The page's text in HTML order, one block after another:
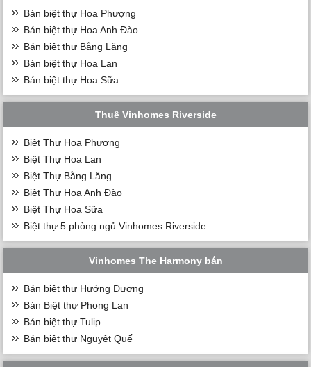
Bán biệt thự Hoa Phượng
Bán biệt thự Hoa Anh Đào
Bán biệt thự Bằng Lăng
Bán biệt thự Hoa Lan
Bán biệt thự Hoa Sữa
Thuê Vinhomes Riverside
Biệt Thự Hoa Phượng
Biệt Thự Hoa Lan
Biệt Thự Bằng Lăng
Biệt Thự Hoa Anh Đào
Biệt Thự Hoa Sữa
Biệt thự 5 phòng ngủ Vinhomes Riverside
Vinhomes The Harmony bán
Bán biệt thự Hướng Dương
Bán Biệt thự Phong Lan
Bán biệt thự Tulip
Bán biệt thự Nguyệt Quế